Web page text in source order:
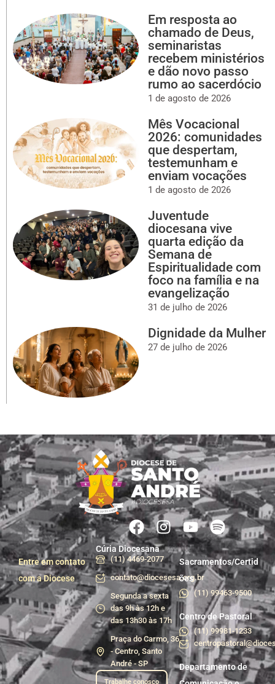
Em resposta ao
chamado de Deus,
seminaristas
recebem ministérios
e dão novo passo
rumo ao sacerdócio
1 de agosto de 2026
Mês Vocacional
2026: comunidades
que despertam,
testemunham e
enviam vocações
1 de agosto de 2026
Juventude
diocesana vive
quarta edição da
Semana de
Espiritualidade com
foco na família e na
evangelização
31 de julho de 2026
Dignidade da Mulher
27 de julho de 2026
Entre em contato
com a Diocese
Cúria Diocesana
(11) 4469-2077
contato@diocesesa.org.br
Segunda a sexta
das 9h às 12h e
das 13h30 às 17h
Praça do Carmo, 36
- Centro, Santo
André - SP
Trabalhe conosco
Sacramentos/Certid
ões
(11) 99463-9500
Centro de Pastoral
(11) 99981-1233
Departamento de